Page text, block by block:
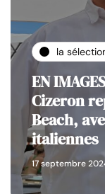
la
EN
Cizeron
Beach,
italiennes
17 septembre